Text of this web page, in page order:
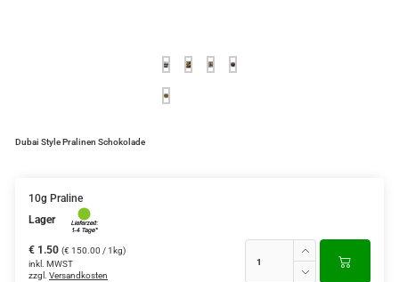
Dubai Style Pralinen Schokolade
10g Praline
Lager
€ 1.50 (€ 150.00 / 1kg)
inkl. MWST
zzgl. Versandkosten